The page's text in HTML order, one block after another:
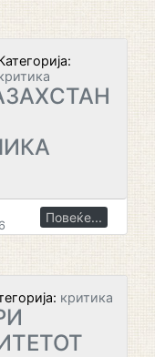
Повеќе...
критика